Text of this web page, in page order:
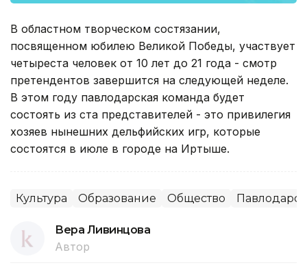
В областном творческом состязании,
посвященном юбилею Великой Победы, участвует
четыреста человек от 10 лет до 21 года - смотр
претендентов завершится на следующей неделе.
В этом году павлодарская команда будет
состоять из ста представителей - это привилегия
хозяев нынешних дельфийских игр, которые
состоятся в июле в городе на Иртыше.
Культура Образование Общество
Вера Ливинцова
Автор